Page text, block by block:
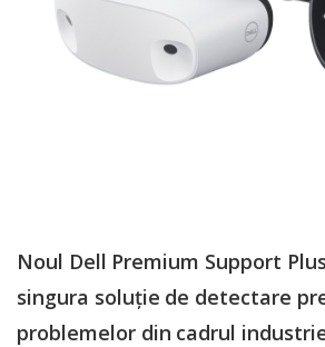
Noul Dell Premium Support
singura soluţie de detectare
problemelor din cadrul